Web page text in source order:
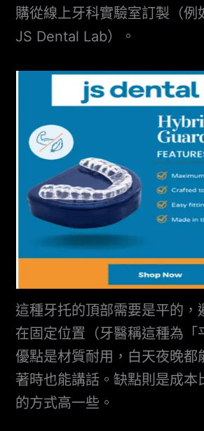
購從線上牙科實驗室訂製（例
JS Dental Lab）。
這種牙托的頂部需要是平的，
在固定位置（牙醫稱這種為「
優點是材質耐用，白天夜晚都
著時也能講話。缺點則是成本
的方式高一些。